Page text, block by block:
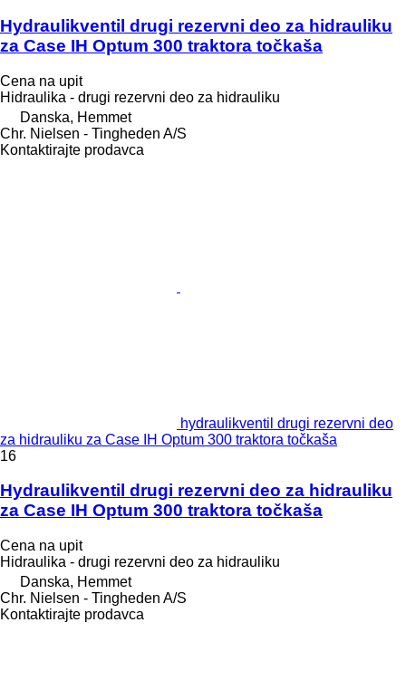
Hydraulikventil drugi rezervni deo za hidrauliku
za Case IH Optum 300 traktora točkaša
Cena na upit
Hidraulika - drugi rezervni deo za hidrauliku
Danska, Hemmet
Chr. Nielsen - Tingheden A/S
Kontaktirajte prodavca
hydraulikventil drugi rezervni deo
za hidrauliku za Case IH Optum 300 traktora točkaša
16
Hydraulikventil drugi rezervni deo za hidrauliku
za Case IH Optum 300 traktora točkaša
Cena na upit
Hidraulika - drugi rezervni deo za hidrauliku
Danska, Hemmet
Chr. Nielsen - Tingheden A/S
Kontaktirajte prodavca